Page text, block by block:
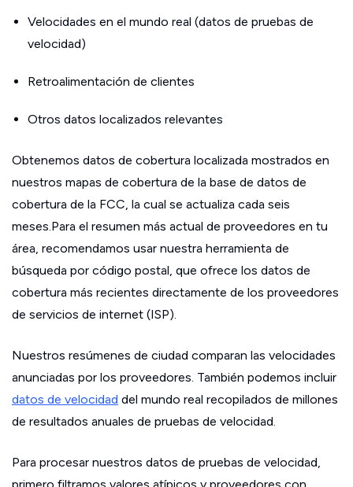
Velocidades en el mundo real (datos de pruebas de
velocidad)
Retroalimentación de clientes
Otros datos localizados relevantes
Obtenemos datos de cobertura localizada mostrados en
nuestros mapas de cobertura de la base de datos de
cobertura de la FCC, la cual se actualiza cada seis
meses.Para el resumen más actual de proveedores en tu
área, recomendamos usar nuestra herramienta de
búsqueda por código postal, que ofrece los datos de
cobertura más recientes directamente de los proveedores
de servicios de internet (ISP).
Nuestros resúmenes de ciudad comparan las velocidades
anunciadas por los proveedores. También podemos incluir
datos de velocidad del mundo real recopilados de millones
de resultados anuales de pruebas de velocidad.
Para procesar nuestros datos de pruebas de velocidad,